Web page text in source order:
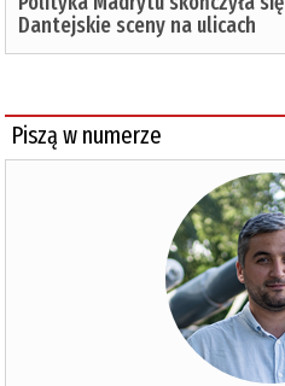
Dantejskie sceny na ulicach
Piszą w numerze